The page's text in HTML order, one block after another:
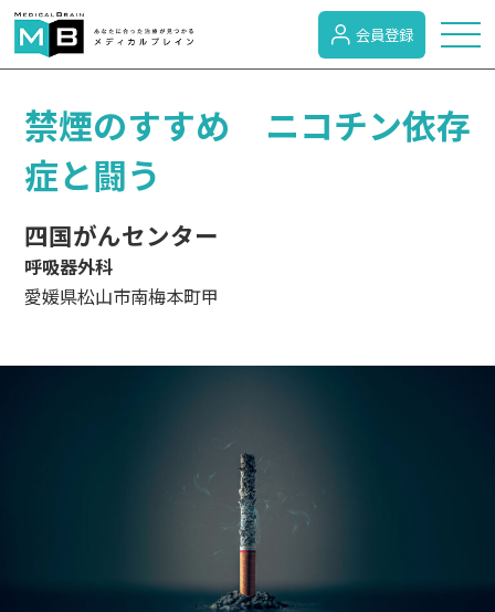
トピックス
症状検索
病名検索
病気のカテゴリー
会員登録
禁煙のすすめ ニコチン依存
症と闘う
四国がんセンター
呼吸器外科
愛媛県松山市南梅本町甲